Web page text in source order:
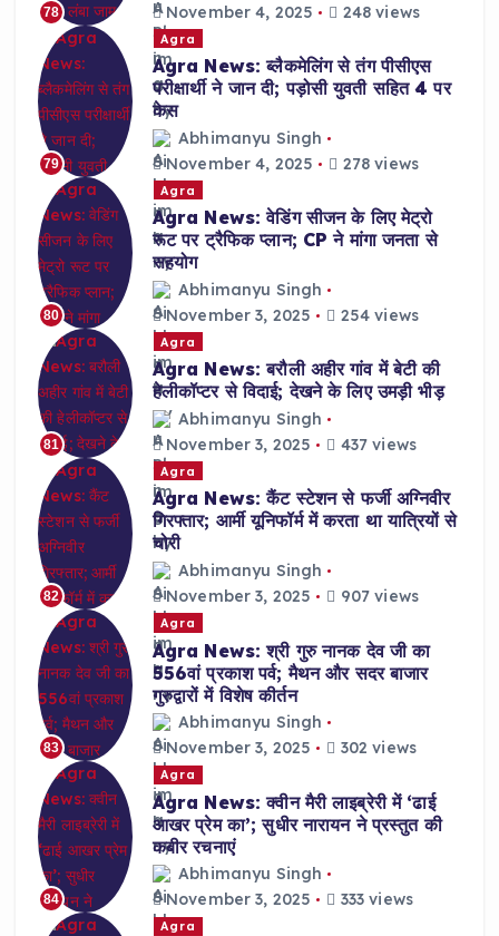
78
November 4, 2025
248 views
79
Agra
Agra News: ब्लैकमेलिंग से तंग पीसीएस
परीक्षार्थी ने जान दी; पड़ोसी युवती सहित 4 पर
केस
Abhimanyu Singh
November 4, 2025
278 views
80
Agra
Agra News: वेडिंग सीजन के लिए मेट्रो
रूट पर ट्रैफिक प्लान; CP ने मांगा जनता से
सहयोग
Abhimanyu Singh
November 3, 2025
254 views
81
Agra
Agra News: बरौली अहीर गांव में बेटी की
हेलीकॉप्टर से विदाई; देखने के लिए उमड़ी भीड़
Abhimanyu Singh
November 3, 2025
437 views
82
Agra
Agra News: कैंट स्टेशन से फर्जी अग्निवीर
गिरफ्तार; आर्मी यूनिफॉर्म में करता था यात्रियों से
चोरी
Abhimanyu Singh
November 3, 2025
907 views
83
Agra
Agra News: श्री गुरु नानक देव जी का
556वां प्रकाश पर्व; मैथन और सदर बाजार
गुरुद्वारों में विशेष कीर्तन
Abhimanyu Singh
November 3, 2025
302 views
84
Agra
Agra News: क्वीन मैरी लाइब्रेरी में ‘ढाई
आखर प्रेम का’; सुधीर नारायन ने प्रस्तुत की
कबीर रचनाएं
Abhimanyu Singh
November 3, 2025
333 views
Agra